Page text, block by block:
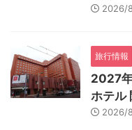
2026/
旅行情報
2027
ホテル
2026/